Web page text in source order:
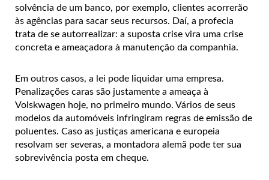
solvência de um banco, por exemplo, clientes acorrerão
às agências para sacar seus recursos. Daí, a profecia
trata de se autorrealizar: a suposta crise vira uma crise
concreta e ameaçadora à manutenção da companhia.
Em outros casos, a lei pode liquidar uma empresa.
Penalizações caras são justamente a ameaça à
Volskwagen hoje, no primeiro mundo. Vários de seus
modelos da automóveis infringiram regras de emissão de
poluentes. Caso as justiças americana e europeia
resolvam ser severas, a montadora alemã pode ter sua
sobrevivência posta em cheque.